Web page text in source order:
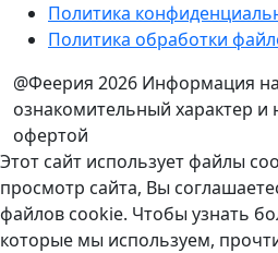
Политика
Политика обработки
@Феерия 2026 Информация
ознакомительный характер и
офертой
Этот сайт использует файлы
просмотр сайта, Вы
файлов cookie. Чтобы узнать
которые мы используем,